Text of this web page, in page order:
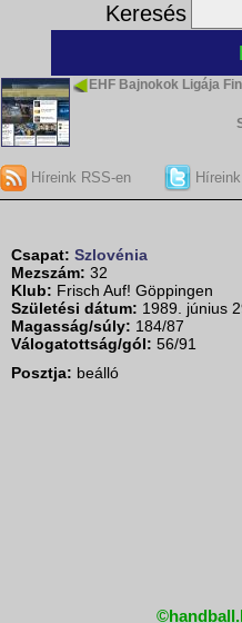
Keresés
EHF Bajnokok Ligája
Híreink RSS-en
Csapat: Szlovénia
Mezszám: 32
Klub: Frisch Auf! Göppingen
Születési dátum: 1989. június
Magasság/súly: 184/87
Válogatottság/gól: 56/91
Posztja: beálló